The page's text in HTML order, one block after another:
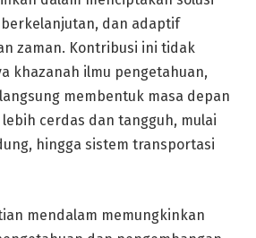
dan adaptif
zaman. Kontribusi ini tidak
khazanah ilmu pengetahuan,
membentuk masa depan
cerdas dan tangguh, mulai
hingga sistem transportasi
mendalam memungkinkan